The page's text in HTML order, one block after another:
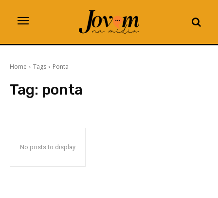
Home Tags Ponta
Tag: ponta
No posts to display